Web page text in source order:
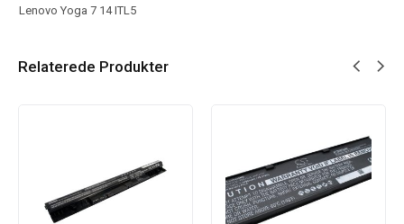
Lenovo Yoga 7 14 ITL5
Relaterede Produkter